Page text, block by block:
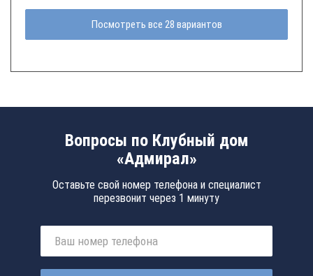
Посмотреть все 28 вариантов
Вопросы по Клубный дом
«Адмирал»
Оставьте свой номер телефона и специалист
перезвонит через 1 минуту